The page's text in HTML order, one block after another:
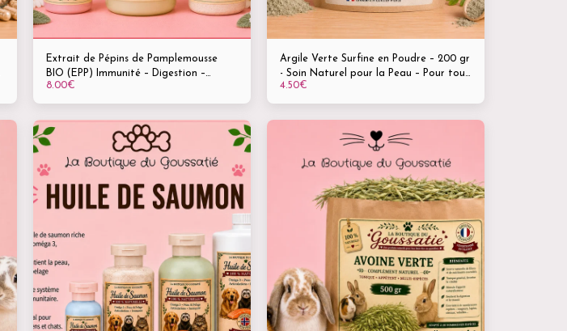
Extrait de Pépins de Pamplemousse
BIO (EPP) Immunité – Digestion –
Hygiène bucco-dentaire Flacons 50 ml •
70 ml • 150 ml
8.00€
Argile Verte Surfine en Poudre – 200 gr
- Soin Naturel pour la Peau – Pour tous
les animaux
4.50€